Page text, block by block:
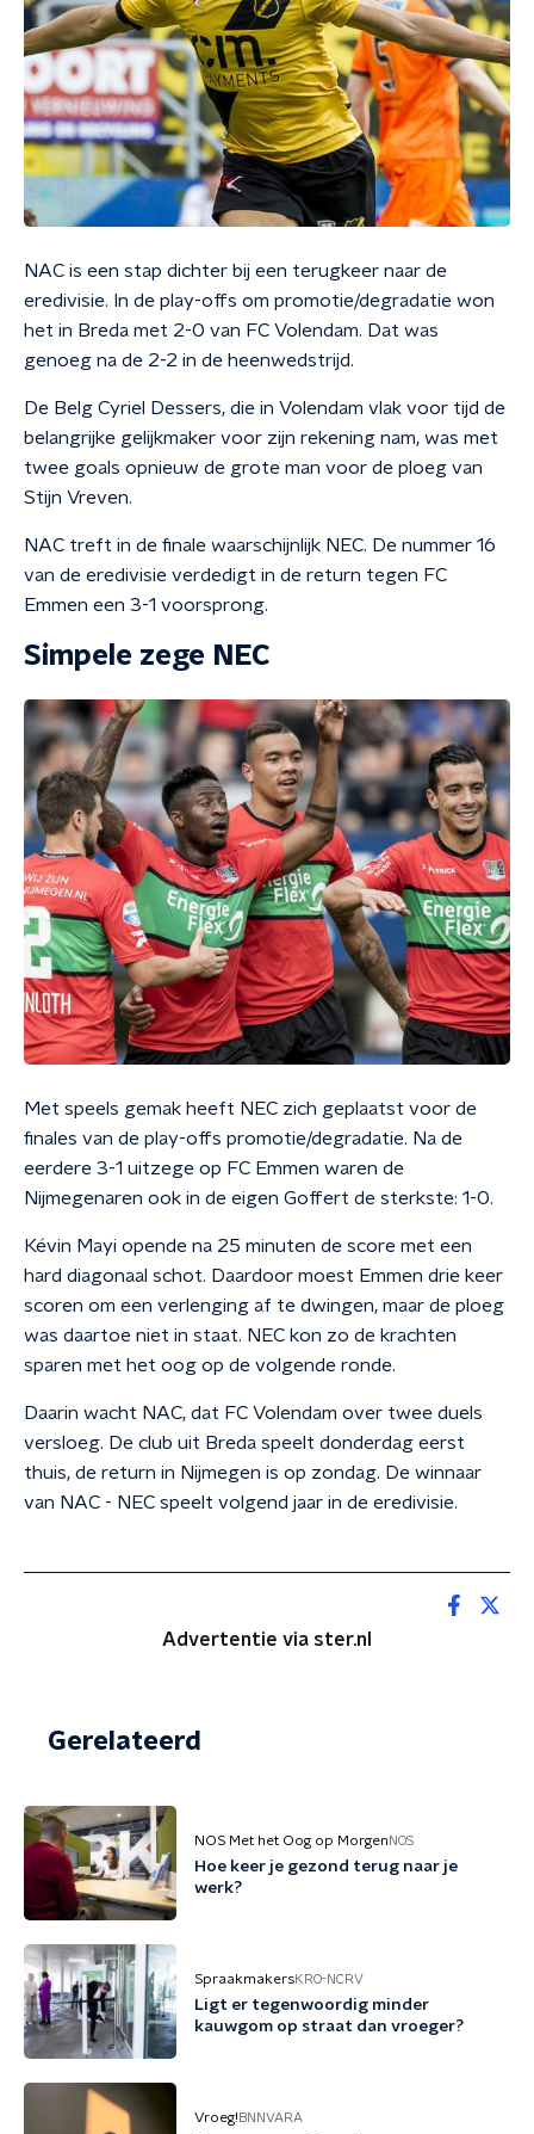
NAC is een stap dichter bij een terugkeer naar de
eredivisie. In de play-offs om promotie/degradatie won
het in Breda met 2-0 van FC Volendam. Dat was
genoeg na de 2-2 in de heenwedstrijd.
De Belg Cyriel Dessers, die in Volendam vlak voor tijd de
belangrijke gelijkmaker voor zijn rekening nam, was met
twee goals opnieuw de grote man voor de ploeg van
Stijn Vreven.
NAC treft in de finale waarschijnlijk NEC. De nummer 16
van de eredivisie verdedigt in de return tegen FC
Emmen een 3-1 voorsprong.
Simpele zege NEC
Met speels gemak heeft NEC zich geplaatst voor de
finales van de play-offs promotie/degradatie. Na de
eerdere 3-1 uitzege op FC Emmen waren de
Nijmegenaren ook in de eigen Goffert de sterkste: 1-0.
Kévin Mayi opende na 25 minuten de score met een
hard diagonaal schot. Daardoor moest Emmen drie keer
scoren om een verlenging af te dwingen, maar de ploeg
was daartoe niet in staat. NEC kon zo de krachten
sparen met het oog op de volgende ronde.
Daarin wacht NAC, dat FC Volendam over twee duels
versloeg. De club uit Breda speelt donderdag eerst
thuis, de return in Nijmegen is op zondag. De winnaar
van NAC - NEC speelt volgend jaar in de eredivisie.
Advertentie via ster.nl
Gerelateerd
NOS Met het Oog op Morgen NOS
Hoe keer je gezond terug naar je
werk?
SpraakmakersKRO-NCRV
Ligt er tegenwoordig minder
kauwgom op straat dan vroeger?
Vroeg! BNNVARA